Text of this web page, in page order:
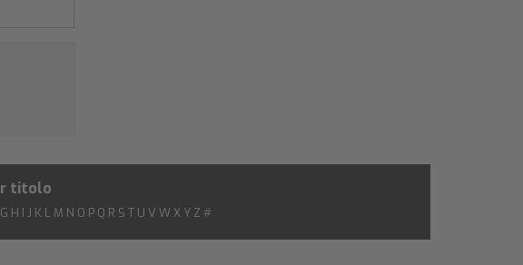
titolo
G H I J K L M N O P Q R S T U V W X Y Z #